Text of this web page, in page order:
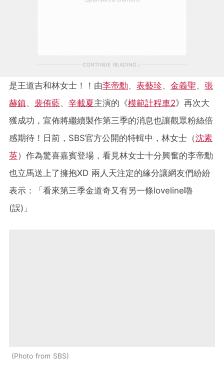
CONTINUE READING
是王道吉和林女士！！由李帝勳、 表藝珍、 金義聖、 張
赫鎮、 裴侑藍、 辛載夏主演的《模範計程車2》再次大
獲成功，宣佈將繼續製作第三季的消息也讓觀眾粉絲倍
感期待！日前，SBS官方公開的特輯中，林女士（沈素
英）作為驚喜嘉賓登場，看見林女士十分興奮的李帝勳
也立馬送上了擁抱XD 兩人天注定的緣分讓網友們紛紛
表示：「看來第三季金道奇又有另一條loveline嚕
(誤)」
Photo from SBS